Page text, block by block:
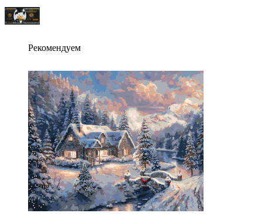
Рекомендуем